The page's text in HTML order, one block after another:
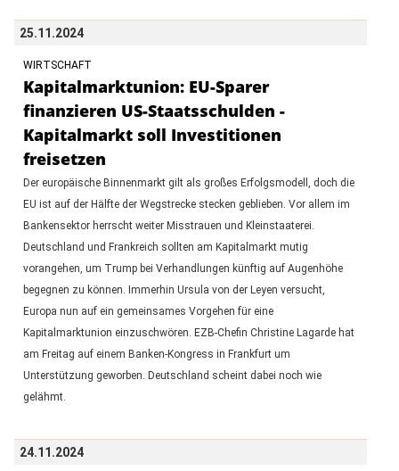
25.11.2024
WIRTSCHAFT
Kapitalmarktunion: EU-Sparer
finanzieren US-Staatsschulden -
Kapitalmarkt soll Investitionen
freisetzen
Der europäische Binnenmarkt gilt als großes Erfolgsmodell, doch die
EU ist auf der Hälfte der Wegstrecke stecken geblieben. Vor allem im
Bankensektor herrscht weiter Misstrauen und Kleinstaaterei.
Deutschland und Frankreich sollten am Kapitalmarkt mutig
vorangehen, um Trump bei Verhandlungen künftig auf Augenhöhe
begegnen zu können. Immerhin Ursula von der Leyen versucht,
Europa nun auf ein gemeinsames Vorgehen für eine
Kapitalmarktunion einzuschwören. EZB-Chefin Christine Lagarde hat
am Freitag auf einem Banken-Kongress in Frankfurt um
Unterstützung geworben. Deutschland scheint dabei noch wie
gelähmt.
24.11.2024